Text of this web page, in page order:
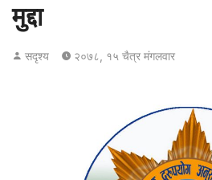
मुद्दा
सदृश्य २०७८, १५ चैत्र मंगलवार